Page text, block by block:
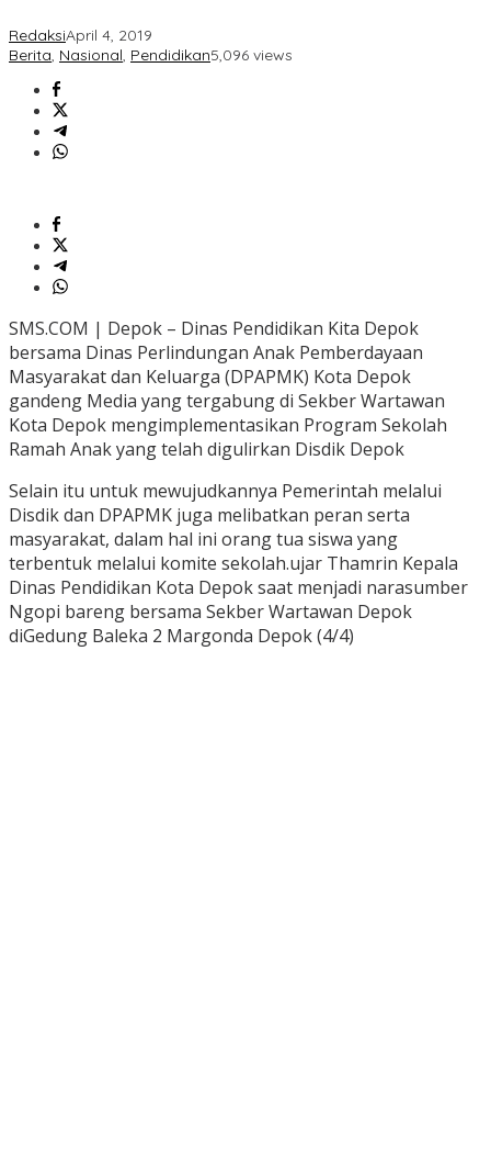
RedaksiApril 4, 2019
Berita, Nasional, Pendidikan5,096 views
SMS.COM | Depok – Dinas Pendidikan Kita Depok
bersama Dinas Perlindungan Anak Pemberdayaan
Masyarakat dan Keluarga (DPAPMK) Kota Depok
gandeng Media yang tergabung di Sekber Wartawan
Kota Depok mengimplementasikan Program Sekolah
Ramah Anak yang telah digulirkan Disdik Depok
Selain itu untuk mewujudkannya Pemerintah melalui
Disdik dan DPAPMK juga melibatkan peran serta
masyarakat, dalam hal ini orang tua siswa yang
terbentuk melalui komite sekolah.ujar Thamrin Kepala
Dinas Pendidikan Kota Depok saat menjadi narasumber
Ngopi bareng bersama Sekber Wartawan Depok
diGedung Baleka 2 Margonda Depok (4/4)